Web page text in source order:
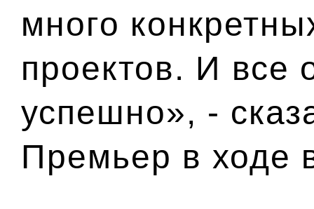
много
проектов. И все
успешно», -
Премьер в ходе